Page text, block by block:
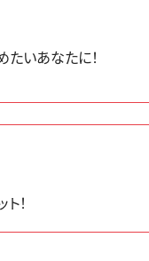
たいあなたに！
！